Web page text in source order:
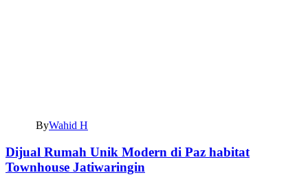
ByWahid H
Dijual Rumah Unik Modern di Paz habitat
Townhouse Jatiwaringin